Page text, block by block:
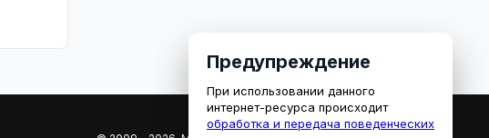
Предупреждение
При использовании данного
интернет-ресурса происходит
обработка и передача поведенческих